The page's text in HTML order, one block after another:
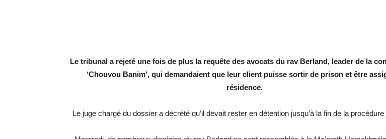
Le tribunal a rejeté une fois de plus la requête des avocats du rav Berland, leader de la
‘Chouvou Banim’, qui demandaient que leur client puisse sortir de prison et être
résidence.
Le juge chargé du dossier a décrété qu’il devait rester en détention jusqu’à la fin de la procédure